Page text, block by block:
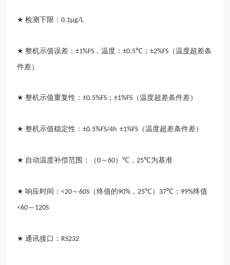
★检测下限：0.1µg/L
★整机示值误差：±1%FS ，温度：±0.5℃ ；±2%FS （温度超差条
件差）
★整机示值重复性：±0.5%FS ；±1%FS （温度超差条件差）
★整机示值稳定性：±0.5%FS/4h ±1%FS （温度超差条件差）
★ 自动温度补偿范围：（0 ～60）℃ ， 25℃为基准
★响应时间：<20 ～60S （终值的90% ， 25℃） 37℃ ： 99%终值
<60 ～ 120S
★通讯接口： RS232